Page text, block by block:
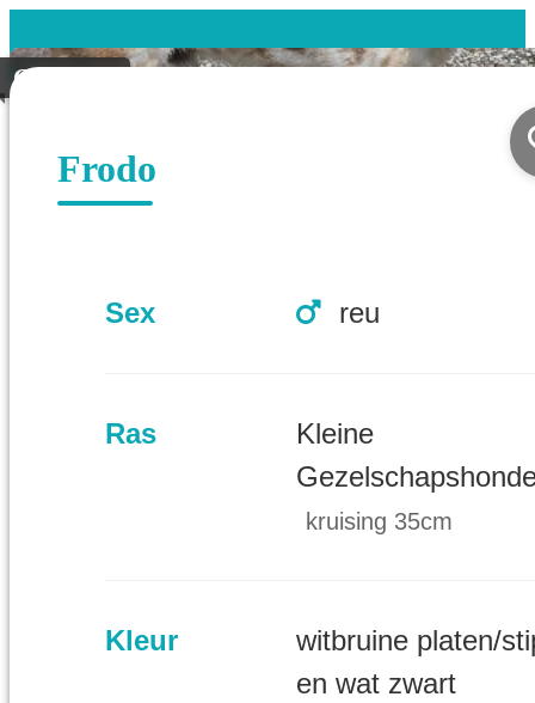
Geplaatst
Frodo
Sex reu
Ras
Kleine
kruising 35cm
Kleur
witbruine platen/
en wat zwart